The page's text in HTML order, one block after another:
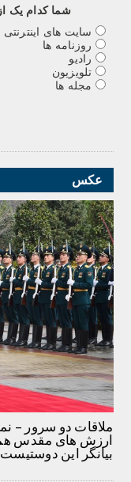
شما کدام يک
سایت های اینترنتی
روزنامه ها
رادیو
تلویزیون
مجله ها
عکس
ملاقات دو سرور –
ارزش های مقدس
بیانگر این دوستیست